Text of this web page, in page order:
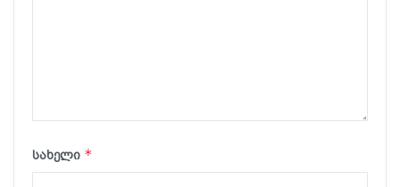
სახელი *